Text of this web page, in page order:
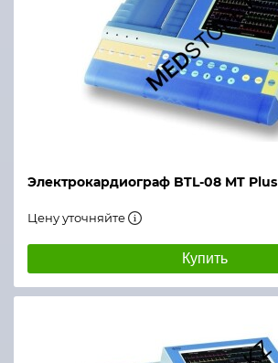
Электрокардиограф BTL-08 MT Plus
Цену уточняйте
Купить